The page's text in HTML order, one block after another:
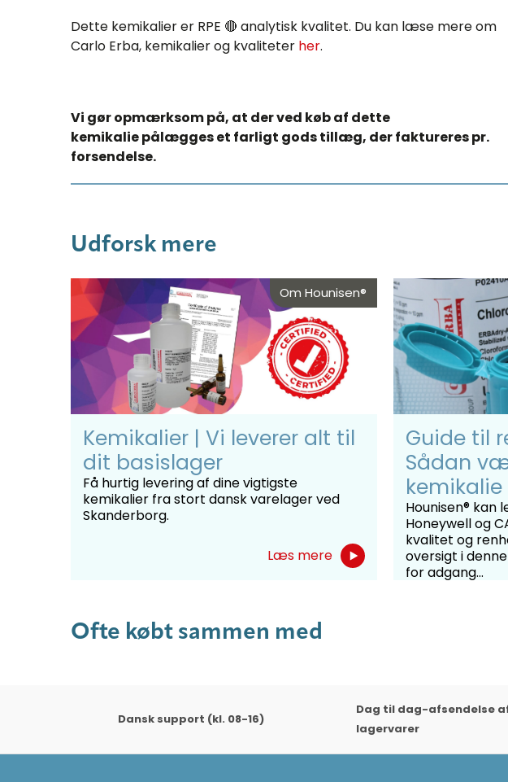
Dette kemikalier er RPE 🔴 analytisk kvalitet. Du kan læse mere om
Carlo Erba, kemikalier og kvaliteter her.
Vi gør opmærksom på, at der ved køb af dette
kemikalie pålægges et farligt gods tillæg, der faktureres pr.
forsendelse.​
Udforsk mere
Om Hounisen®
Kemikalier | Vi leverer alt til
dit basislager
Få hurtig levering af dine vigtigste
kemikalier fra stort dansk varelager ved
Skanderborg.
Læs mere
Guide til
Sådan
kemikalie
Hounisen® kan
Honeywell og
kvalitet og
oversigt i
for adgang...
Ofte købt sammen med
Dansk support (kl. 08-16)
Dag til dag-afsendelse
lagervarer